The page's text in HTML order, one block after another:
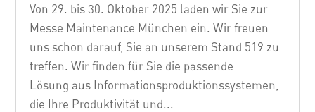
Von 29. bis 30. Oktober 2025 laden wir Sie zur
Messe Maintenance München ein. Wir freuen
uns schon darauf, Sie an unserem Stand 519 zu
treffen. Wir finden für Sie die passende
Lösung aus Informationsproduktionssystemen,
die Ihre Produktivität und...